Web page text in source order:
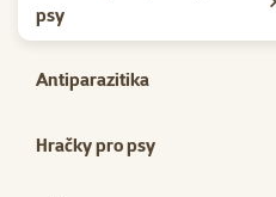
psy
Antiparazitika
Hračky pro psy